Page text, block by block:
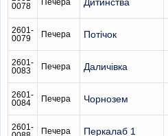
0078
Печера
2601-
0079
Печера Потічок
2601-
0083
Печера Даличівка
2601-
0084
Печера Чорнозем
2601-
Печера Перкалаб 1